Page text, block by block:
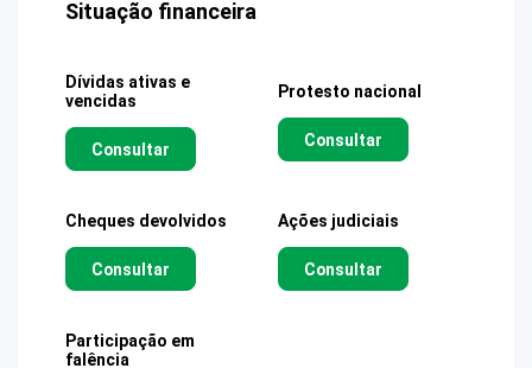
Situação financeira
Dívidas ativas e
vencidas
Consultar
Protesto nacional
Consultar
Cheques devolvidos
Consultar
Ações judiciais
Consultar
Participação em
falência